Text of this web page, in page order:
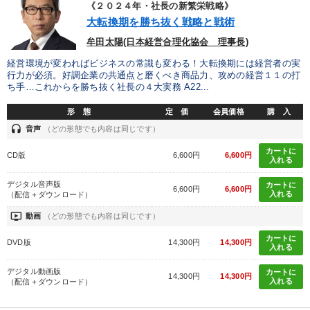
《２０２４年・社長の新繁栄戦略》
大転換期を勝ち抜く戦略と戦術
牟田太陽(日本経営合理化協会 理事長)
経営環境が変わればビジネスの常識も変わる！大転換期には経営者の実
行力が必須。好調企業の共通点と磨くべき商品力、攻めの経営１１の打
ち手…これからを勝ち抜く社長の４大実務 A22...
形 態 定 価 会員価格 購 入
headset 音声 （どの形態でも内容は同じです）
CD版 6,600円 6,600円
カートに
入れる
デジタル音声版
（配信＋ダウンロード）
6,600円 6,600円
カートに
入れる
ondemand_video 動画 （どの形態でも内容は同じです）
DVD版 14,300円 14,300円
カートに
入れる
デジタル動画版
（配信＋ダウンロード）
14,300円 14,300円
カートに
入れる